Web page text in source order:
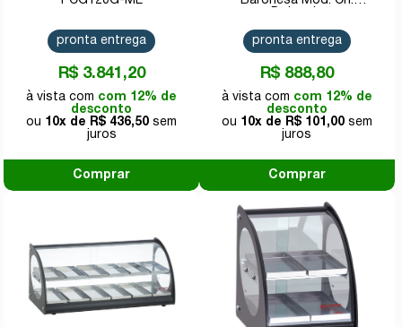
R$ 3.841,20
com 12% de
desconto
10x de
R$ 436,50
pronta entrega
Comprar
R$ 888,80
com 12% de
desconto
10x de
R$ 101,00
pronta entrega
Comprar